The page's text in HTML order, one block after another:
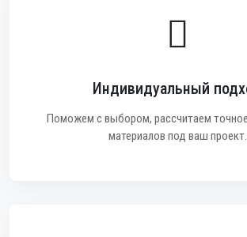
Индивидуальный
Поможем с выбором, рассчитаем
материалов под ваш проект.